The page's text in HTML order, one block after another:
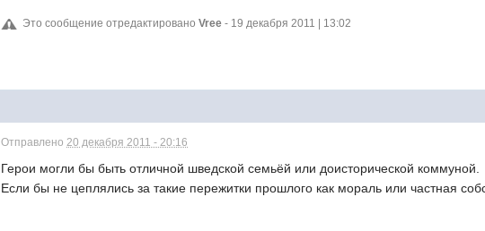
Это сообщение отредактированоVree - 19 декабря 2011 | 13:02
Отправлено20 декабря 2011 - 20:16
Герои могли бы быть отличной шведской семьёй или доисторической коммуной.
Если бы не цеплялись за такие пережитки прошлого как мораль или частная